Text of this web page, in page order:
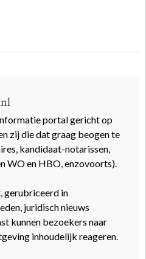
portal gericht op
zij die dat graag beogen te
kandidaat-notarissen,
WO en HBO, enzovoorts).
gerubriceerd in
juridisch nieuws
kunnen bezoekers naar
inhoudelijk reageren.